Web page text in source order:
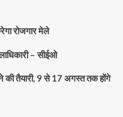
रोजगार मेले
– सीईओ
की तैयारी, 9 से 17 अगस्त तक होंगे